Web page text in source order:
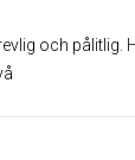
och pålitlig.